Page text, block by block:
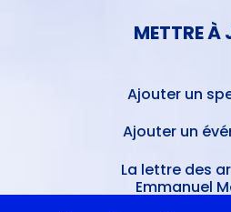
METTRE À
Ajouter un
Ajouter un
La lettre des
Emmanuel